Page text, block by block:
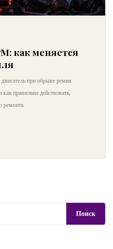
как меняется
при обрыве ремня
правильно действовать,
ремонта.